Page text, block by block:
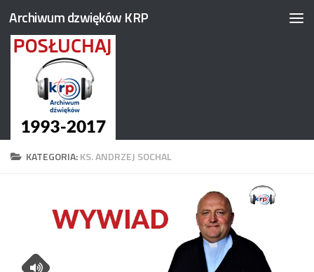
Przejdź do treści
Archiwum dzwięków KRP
KATEGORIA:KS. ANDRZEJ SOCHAL